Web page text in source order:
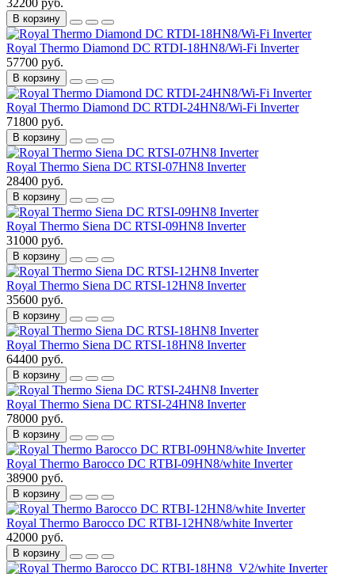
В корзину
Royal Thermo Diamond DC RTDI-18HN8/Wi-Fi Inverter
57700 руб.
В корзину
Royal Thermo Diamond DC RTDI-24HN8/Wi-Fi Inverter
71800 руб.
В корзину
Royal Thermo Siena DC RTSI-07HN8 Inverter
28400 руб.
В корзину
Royal Thermo Siena DC RTSI-09HN8 Inverter
31000 руб.
В корзину
Royal Thermo Siena DC RTSI-12HN8 Inverter
35600 руб.
В корзину
Royal Thermo Siena DC RTSI-18HN8 Inverter
64400 руб.
В корзину
Royal Thermo Siena DC RTSI-24HN8 Inverter
78000 руб.
В корзину
Royal Thermo Barocco DC RTBI-09HN8/white Inverter
38900 руб.
В корзину
Royal Thermo Barocco DC RTBI-12HN8/white Inverter
42000 руб.
В корзину